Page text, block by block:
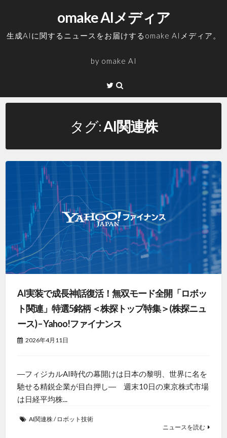
ッ
omake AIメディア
生成AIに関するニュースをお届けするomake AIメディア。
by omake AI
Twitter
タグ:AI関連株
AI実装で成長神話復活！無双モード全開「ロボッ
ト関連」特選5銘柄 ＜株探トップ特集＞(株探ニュ
ース) – Yahoo!ファイナンス
2026年4月11日
―フィジカルAI時代の幕開けは日本の黎明、世界に名を
馳せる精鋭企業が目白押し― 週末10日の東京株式市場
は日経平均株...
AI関連株/ ロボット技術
ニュースを読む